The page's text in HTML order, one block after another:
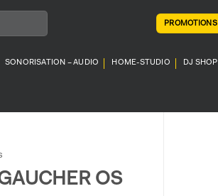
PROMOTIONS
SONORISATION – AUDIO HOME-STUDIO DJ SHOP
OS